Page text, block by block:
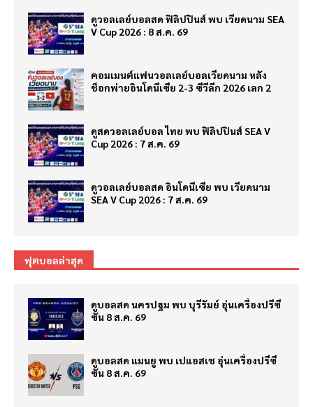
ดูวอลเลย์บอลสด ฟิลิปปินส์ พบ เวียดนาม SEA
V Cup 2026 : 8 ส.ค. 69
คอมเมนต์แฟนวอลเลย์บอลเวียดนาม หลัง
ช็อกพ่ายอินโดนีเซีย 2-3 ซีวีลีก 2026 เลก 2
ดูสดวอลเลย์บอล ไทย พบ ฟิลิปปินส์ SEA V
Cup 2026 : 7 ส.ค. 69
ดูวอลเลย์บอลสด อินโดนีเซีย พบ เวียดนาม
SEA V Cup 2026 : 7 ส.ค. 69
ฟุตบอลล่าสุด
ดูบอลสด นครปฐม พบ บุรีรัมย์ อุ่นเครื่องปรีซี
ซั่น 8 ส.ค. 69
ดูบอลสด แมนยู พบ เปแอสเช อุ่นเครื่องปรีซี
ซั่น 8 ส.ค. 69